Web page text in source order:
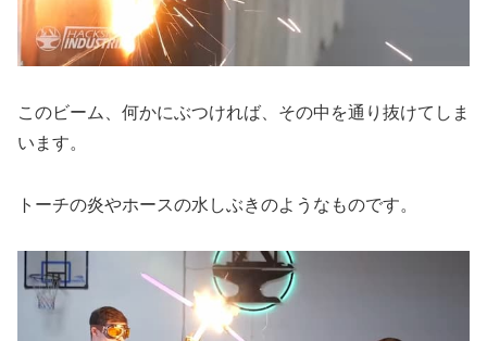
このビーム、何かにぶつければ、その中を通り抜けてしま
います。
トーチの炎やホースの水しぶきのようなものです。